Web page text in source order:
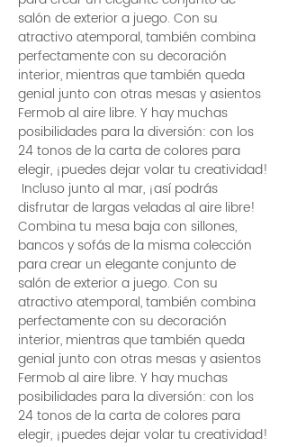
salón de exterior a juego. Con su
atractivo atemporal, también combina
perfectamente con su decoración
interior, mientras que también queda
genial junto con otras mesas y asientos
Fermob al aire libre. Y hay muchas
posibilidades para la diversión: con los
24 tonos de la carta de colores para
elegir, ¡puedes dejar volar tu creatividad!
disfrutar de largas veladas al aire libre!
Combina tu mesa baja con sillones,
bancos y sofás de la misma colección
para crear un elegante conjunto de
salón de exterior a juego. Con su
atractivo atemporal, también combina
perfectamente con su decoración
interior, mientras que también queda
genial junto con otras mesas y asientos
Fermob al aire libre. Y hay muchas
posibilidades para la diversión: con los
24 tonos de la carta de colores para
elegir, ¡puedes dejar volar tu creatividad!